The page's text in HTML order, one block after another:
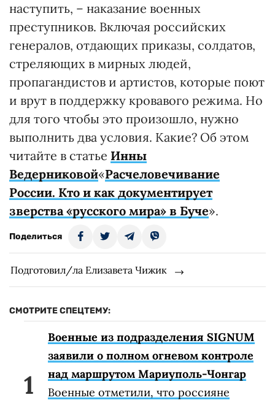
наступить, – наказание военных
преступников. Включая российских
генералов, отдающих приказы, солдатов,
стреляющих в мирных людей,
пропагандистов и артистов, которые поют
и врут в поддержку кровавого режима. Но
для того чтобы это произошло, нужно
выполнить два условия. Какие? Об этом
читайте в статье Инны
Ведерниковой«Расчеловечивание
России. Кто и как документирует
зверства «русского мира» в Буче».
Поделиться
Подготовил/ла Елизавета Чижик
СМОТРИТЕ СПЕЦТЕМУ:
Военные из подразделения SIGNUM
заявили о полном огневом контроле
над маршрутом Мариуполь-Чонгар
Военные отметили, что россияне